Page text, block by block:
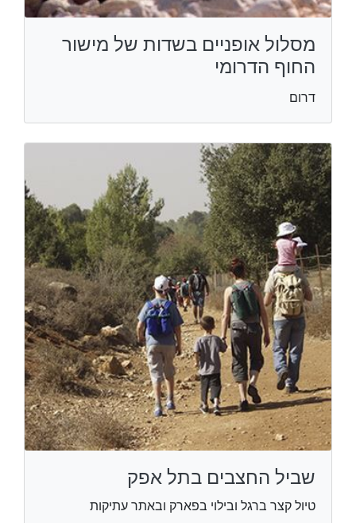
מסלול אופניים בשדות של מישור
החוף הדרומי
דרום
שביל החצבים בתל אפק
טיול קצר ברגל ובילוי בפארק ובאתר עתיקות